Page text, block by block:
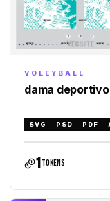
VOLEYBALL
dama deportivo
SVG PSD PDF
1tokens